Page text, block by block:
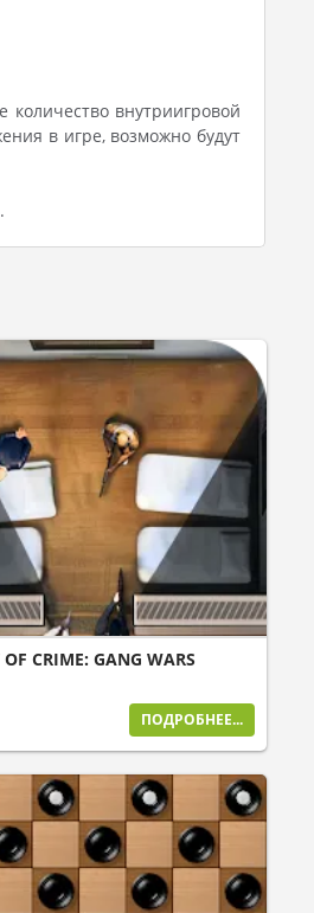
количество внутриигровой
в игре, возможно будут
OF CRIME: GANG WARS
ПОДРОБНЕЕ...